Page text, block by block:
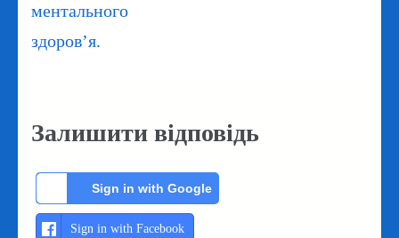
ментального
здоров’я.
Залишити відповідь
Sign in with Google
Sign in with Facebook